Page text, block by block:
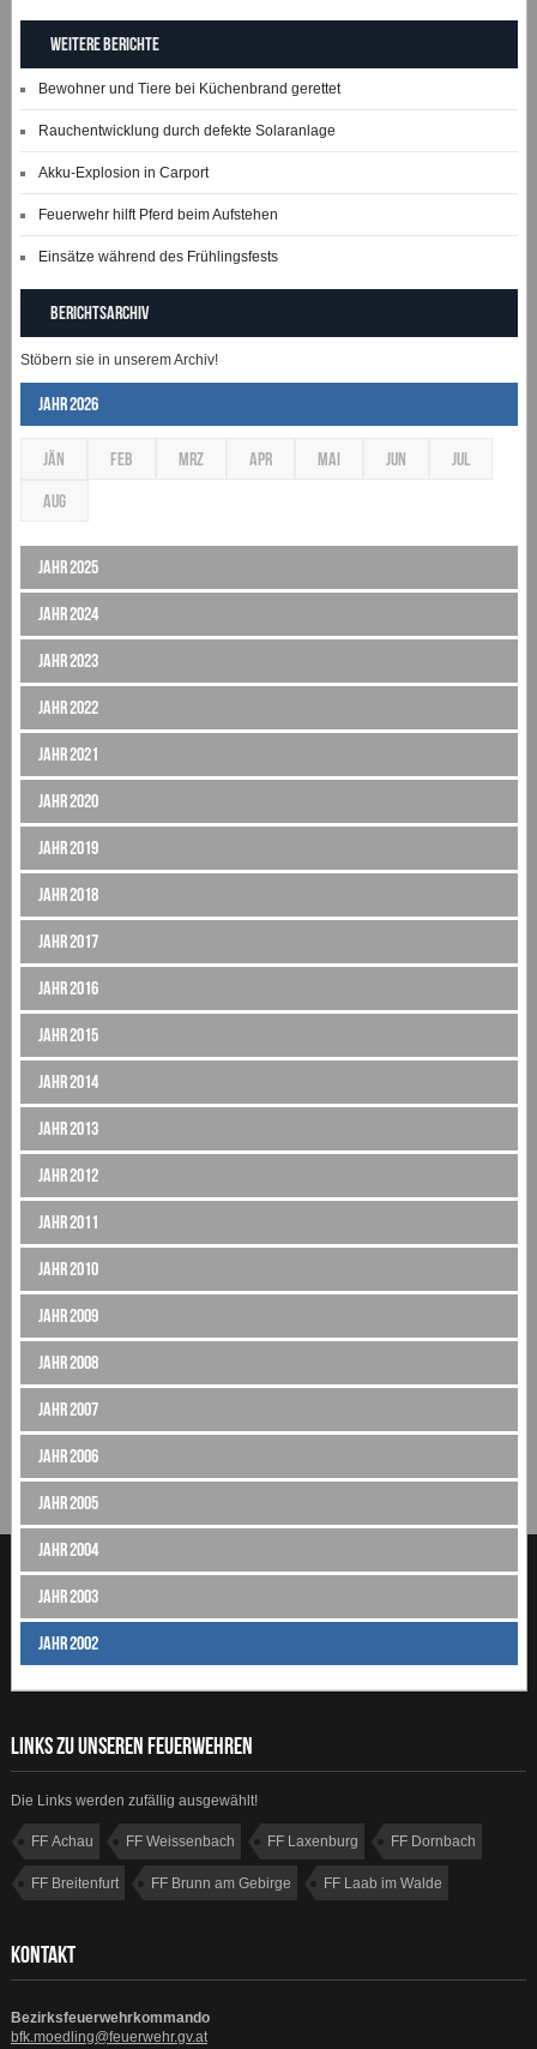
Weitere Berichte
Bewohner und Tiere bei Küchenbrand gerettet
Rauchentwicklung durch defekte Solaranlage
Akku-Explosion in Carport
Feuerwehr hilft Pferd beim Aufstehen
Einsätze während des Frühlingsfests
Berichtsarchiv
Stöbern sie in unserem Archiv!
Jahr 2026
JÄN FEB MRZ APR MAI JUN JUL
AUG
Jahr 2025
Jahr 2024
Jahr 2023
Jahr 2022
Jahr 2021
Jahr 2020
Jahr 2019
Jahr 2018
Jahr 2017
Jahr 2016
Jahr 2015
Jahr 2014
Jahr 2013
Jahr 2012
Jahr 2011
Jahr 2010
Jahr 2009
Jahr 2008
Jahr 2007
Jahr 2006
Jahr 2005
Jahr 2004
Jahr 2003
Jahr 2002
LINKS ZU UNSEREN FEUERWEHREN
Die Links werden zufällig ausgewählt!
FF Achau FF Weissenbach FF Laxenburg FF Dornbach
FF Breitenfurt FF Brunn am Gebirge FF Laab im Walde
KONTAKT
Bezirksfeuerwehrkommando
bfk.moedling@feuerwehr.gv.at